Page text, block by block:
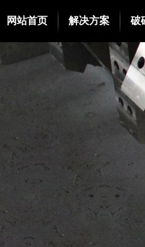
网站首页 解决方案 破